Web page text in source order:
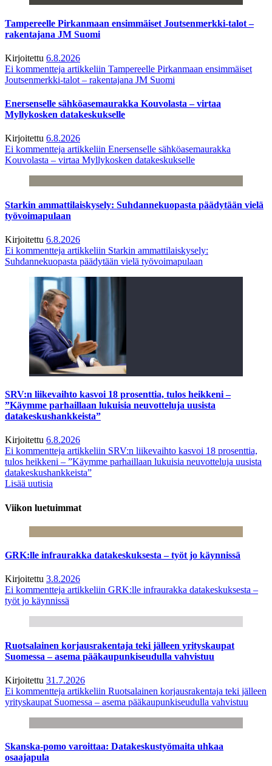
Tampereelle Pirkanmaan ensimmäiset Joutsenmerkki-talot –
rakentajana JM Suomi
Kirjoitettu 6.8.2026
Ei kommentteja artikkeliin Tampereelle Pirkanmaan ensimmäiset
Joutsenmerkki-talot – rakentajana JM Suomi
Enersenselle sähköasemaurakka Kouvolasta – virtaa
Myllykosken datakeskukselle
Kirjoitettu 6.8.2026
Ei kommentteja artikkeliin Enersenselle sähköasemaurakka
Kouvolasta – virtaa Myllykosken datakeskukselle
Starkin ammattilaiskysely: Suhdannekuopasta päädytään vielä
työvoimapulaan
Kirjoitettu 6.8.2026
Ei kommentteja artikkeliin Starkin ammattilaiskysely:
Suhdannekuopasta päädytään vielä työvoimapulaan
SRV:n liikevaihto kasvoi 18 prosenttia, tulos heikkeni –
”Käymme parhaillaan lukuisia neuvotteluja uusista
datakeskushankkeista”
Kirjoitettu 6.8.2026
Ei kommentteja artikkeliin SRV:n liikevaihto kasvoi 18 prosenttia,
tulos heikkeni – ”Käymme parhaillaan lukuisia neuvotteluja uusista
datakeskushankkeista”
Lisää uutisia
Viikon luetuimmat
GRK:lle infraurakka datakeskuksesta – työt jo käynnissä
Kirjoitettu 3.8.2026
Ei kommentteja artikkeliin GRK:lle infraurakka datakeskuksesta –
työt jo käynnissä
Ruotsalainen korjausrakentaja teki jälleen yrityskaupat
Suomessa – asema pääkaupunkiseudulla vahvistuu
Kirjoitettu 31.7.2026
Ei kommentteja artikkeliin Ruotsalainen korjausrakentaja teki jälleen
yrityskaupat Suomessa – asema pääkaupunkiseudulla vahvistuu
Skanska-pomo varoittaa: Datakeskustyömaita uhkaa
osaajapula